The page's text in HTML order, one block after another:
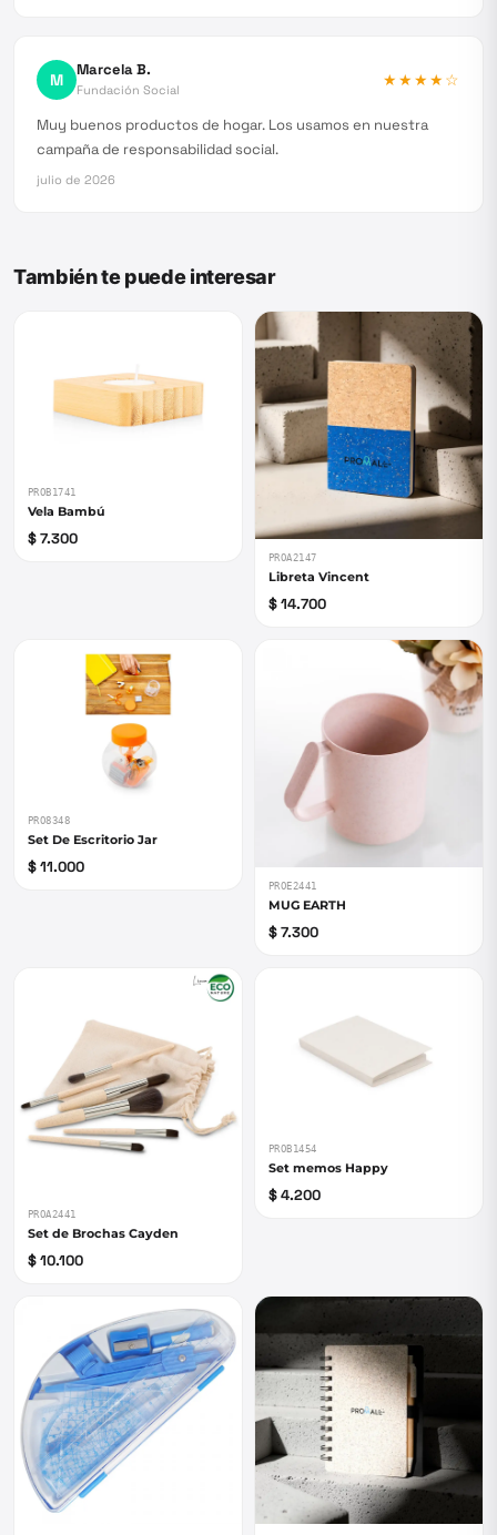
M Marcela B.
Fundación Social
★★★★☆
Muy buenos productos de hogar. Los usamos en nuestra
campaña de responsabilidad social.
julio de 2026
También te puede interesar
PROB1741
Vela Bambú
$ 7.300
PROA2147
Libreta Vincent
$ 14.700
PRO8348
Set De Escritorio Jar
$ 11.000
PROE2441
MUG EARTH
$ 7.300
PROA2441
Set de Brochas Cayden
$ 10.100
PROB1454
Set memos Happy
$ 4.200